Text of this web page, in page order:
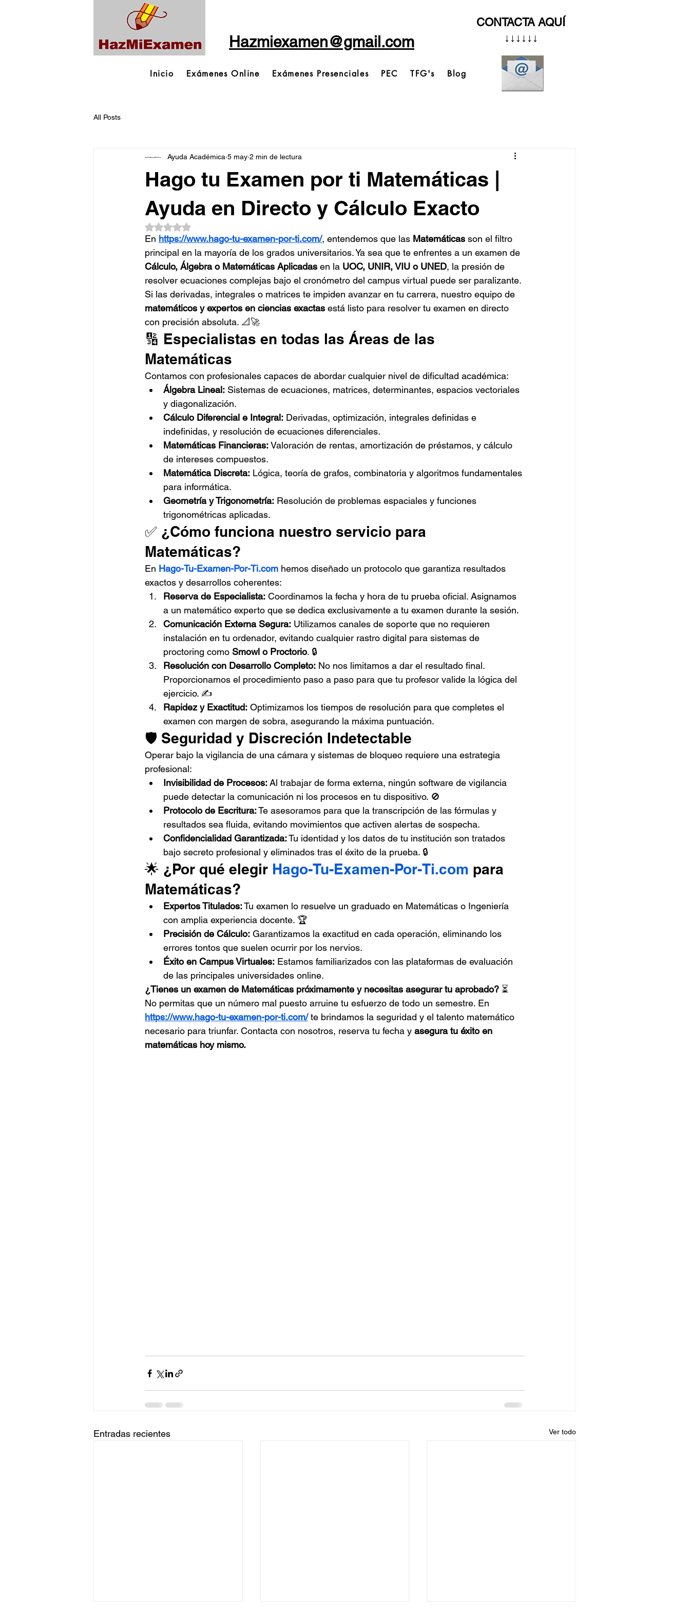
Hazmiexamen@gmail.com
CONTACTA AQUÍ
↓↓↓↓↓↓
Inicio Exámenes Online Exámenes Presenciales PEC TFG's Blog
All Posts
Hago tu Examen por ti Matemáticas |
Ayuda en Directo y Cálculo Exacto
Ayuda Académica 5 may 2 min de lectura
Obtuvo NaN de 5 estrellas.
En https://www.hago-tu-examen-por-ti.com/, entendemos que las Matemáticas son el filtro
principal en la mayoría de los grados universitarios. Ya sea que te enfrentes a un examen de
Cálculo, Álgebra o Matemáticas Aplicadas en la UOC, UNIR, VIU o UNED, la presión de
resolver ecuaciones complejas bajo el cronómetro del campus virtual puede ser paralizante.
Si las derivadas, integrales o matrices te impiden avanzar en tu carrera, nuestro equipo de
matemáticos y expertos en ciencias exactas está listo para resolver tu examen en directo
con precisión absoluta. 📐🚀
🔢 Especialistas en todas las Áreas de las
Matemáticas
Contamos con profesionales capaces de abordar cualquier nivel de dificultad académica:
Álgebra Lineal: Sistemas de ecuaciones, matrices, determinantes, espacios vectoriales
y diagonalización.
Cálculo Diferencial e Integral: Derivadas, optimización, integrales definidas e
indefinidas, y resolución de ecuaciones diferenciales.
Matemáticas Financieras: Valoración de rentas, amortización de préstamos, y cálculo
de intereses compuestos.
Matemática Discreta: Lógica, teoría de grafos, combinatoria y algoritmos fundamentales
para informática.
Geometría y Trigonometría: Resolución de problemas espaciales y funciones
trigonométricas aplicadas.
✅ ¿Cómo funciona nuestro servicio para
Matemáticas?
En Hago-Tu-Examen-Por-Ti.com hemos diseñado un protocolo que garantiza resultados
exactos y desarrollos coherentes:
Reserva de Especialista: Coordinamos la fecha y hora de tu prueba oficial. Asignamos
a un matemático experto que se dedica exclusivamente a tu examen durante la sesión.
Comunicación Externa Segura: Utilizamos canales de soporte que no requieren
instalación en tu ordenador, evitando cualquier rastro digital para sistemas de
proctoring como Smowl o Proctorio. 🔒
Resolución con Desarrollo Completo: No nos limitamos a dar el resultado final.
Proporcionamos el procedimiento paso a paso para que tu profesor valide la lógica del
ejercicio. ✍️
Rapidez y Exactitud: Optimizamos los tiempos de resolución para que completes el
examen con margen de sobra, asegurando la máxima puntuación.
🛡️ Seguridad y Discreción Indetectable
Operar bajo la vigilancia de una cámara y sistemas de bloqueo requiere una estrategia
profesional:
Invisibilidad de Procesos: Al trabajar de forma externa, ningún software de vigilancia
puede detectar la comunicación ni los procesos en tu dispositivo. 🚫
Protocolo de Escritura: Te asesoramos para que la transcripción de las fórmulas y
resultados sea fluida, evitando movimientos que activen alertas de sospecha.
Confidencialidad Garantizada: Tu identidad y los datos de tu institución son tratados
bajo secreto profesional y eliminados tras el éxito de la prueba. 🔒
🌟 ¿Por qué elegir Hago-Tu-Examen-Por-Ti.com para
Matemáticas?
Expertos Titulados: Tu examen lo resuelve un graduado en Matemáticas o Ingeniería
con amplia experiencia docente. 🏆
Precisión de Cálculo: Garantizamos la exactitud en cada operación, eliminando los
errores tontos que suelen ocurrir por los nervios.
Éxito en Campus Virtuales: Estamos familiarizados con las plataformas de evaluación
de las principales universidades online.
¿Tienes un examen de Matemáticas próximamente y necesitas asegurar tu aprobado? ⏳
No permitas que un número mal puesto arruine tu esfuerzo de todo un semestre. En
https://www.hago-tu-examen-por-ti.com/ te brindamos la seguridad y el talento matemático
necesario para triunfar. Contacta con nosotros, reserva tu fecha y asegura tu éxito en
matemáticas hoy mismo.
Entradas recientes Ver todo